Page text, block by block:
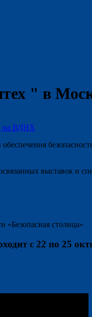
" в
на ВДНХ
выставок и
«Безопасная столица»
с 22 по 25